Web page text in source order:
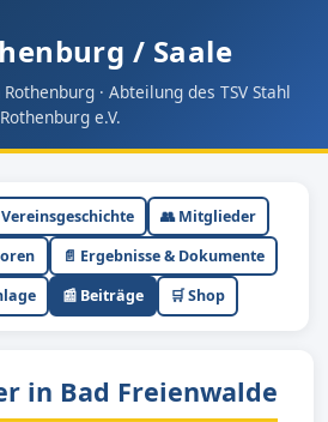
/ Saale
· Abteilung des TSV Stahl
Rothenburg e.V.
Vereinsgeschichte
👥 Mitglieder
📄 Ergebnisse & Dokumente
📰 Beiträge 🛒 Shop
in Bad Freienwalde